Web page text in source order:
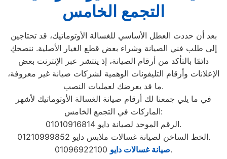
التجمع الخامس
بعد أن حددت العطل الأساسي للغسالة الأوتوماتيك، قد تحتاجين
إلى طلب فني الصيانة وشراء بعض قطع الغيار الأصلية. ننصحكِ
دائمًا بالتأكد من أرقام الصيانة، إذ ينتشر عبر الإنترنت بعض
الإعلانات وأرقام التليفونات الوهمية لشركات صيانة غير معروفة،
ما قد يعرضك لعمليات النصب.
في ما يلي جمعنا لك أرقام صيانة الغسالة الأوتوماتيك لأشهر
الماركات في التجمع الخامس:
الرقم الموحد لصيانة دايو 01010916814.
الخط الساخن لصيانة غسالات ملابس دايو 01210999852.
صيانة غسالات دايو01096922100.